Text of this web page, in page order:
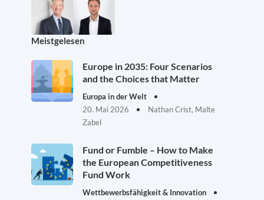
Meistgelesen
Europe in 2035: Four Scenarios
and the Choices that Matter
Europa in der Welt
20. Mai 2026
Nathan Crist, Malte
Zabel
Fund or Fumble – How to Make
the European Competitiveness
Fund Work
Wettbewerbsfähigkeit & Innovation